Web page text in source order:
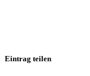
Eintrag teilen